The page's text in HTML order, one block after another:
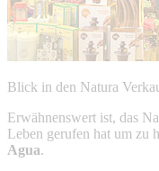
Blick in den Natura
Erwähnenswert ist, das
Leben gerufen hat um zu
Agua.